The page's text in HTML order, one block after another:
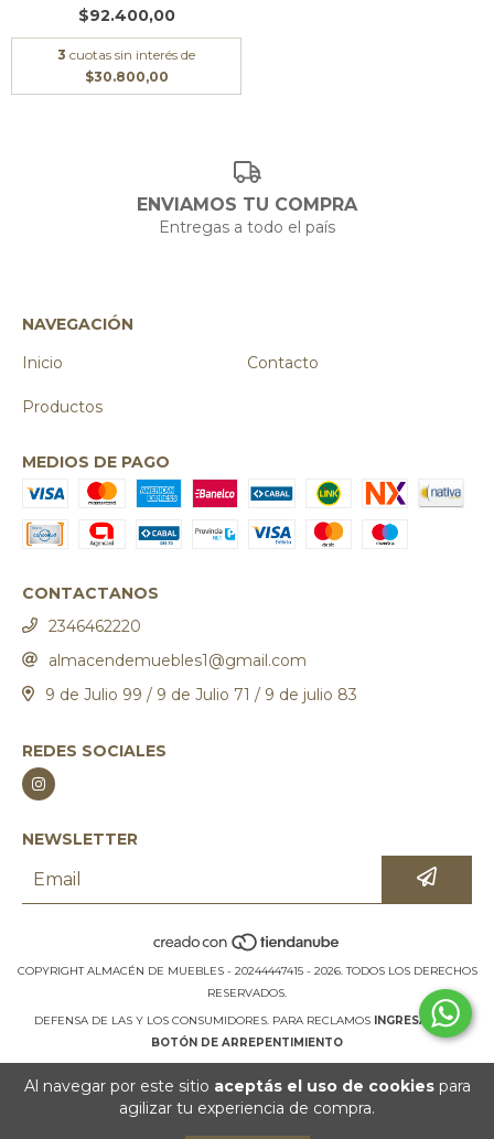
Al navegar por este sitio aceptás el uso de cookiespara
agilizar tu experiencia de compra.
$92.400,00
3 cuotas sin interés de
$30.800,00
ENVIAMOS TU COMPRA
Entregas a todo el país
NAVEGACIÓN
Inicio
Contacto
Productos
MEDIOS DE PAGO
CONTACTANOS
2346462220
almacendemuebles1@gmail.com
9 de Julio 99 / 9 de Julio 71 / 9 de julio 83
REDES SOCIALES
NEWSLETTER
COPYRIGHT ALMACÉN DE MUEBLES - 20244447415 - 2026. TODOS LOS DERECHOS
RESERVADOS.
DEFENSA DE LAS Y LOS CONSUMIDORES. PARA RECLAMOS
INGRESÁ ACÁ.
BOTÓN DE ARREPENTIMIENTO